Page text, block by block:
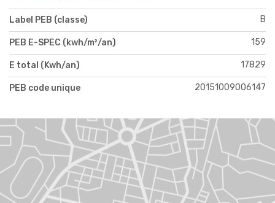
Label PEB (classe) B
PEB E-SPEC (kwh/m²/an) 159
E total (Kwh/an) 17829
PEB code unique 20151009006147